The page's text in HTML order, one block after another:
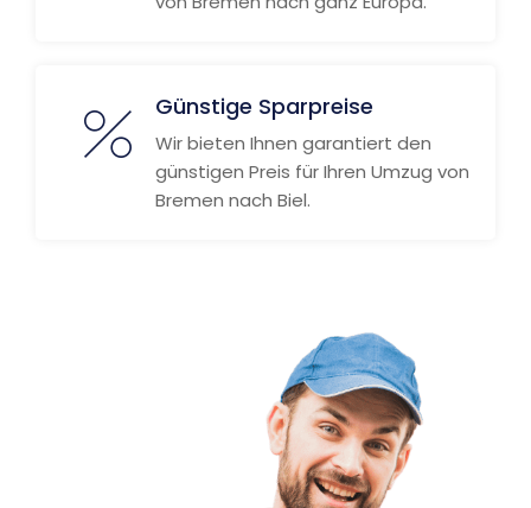
Günstige Sparpreise
Wir bieten Ihnen garantiert den
günstigen Preis für Ihren Umzug von
Bremen nach Biel.